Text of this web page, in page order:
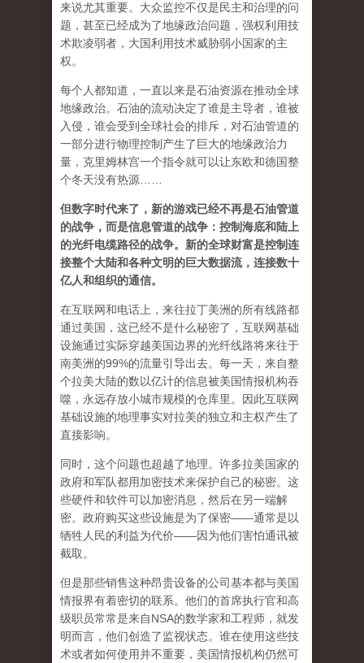
来说尤其重要。大众监控不仅是民主和治理的问
题，甚至已经成为了地缘政治问题，强权利用技
术欺凌弱者，大国利用技术威胁弱小国家的主
权。
每个人都知道，一直以来是石油资源在推动全球
地缘政治。石油的流动决定了谁是主导者，谁被
入侵，谁会受到全球社会的排斥，对石油管道的
一部分进行物理控制产生了巨大的地缘政治力
量，克里姆林宫一个指令就可以让东欧和德国整
个冬天没有热源……
但数字时代来了，新的游戏已经不再是石油管道
的战争，而是信息管道的战争：控制海底和陆上
的光纤电缆路径的战争。新的全球财富是控制连
接整个大陆和各种文明的巨大数据流，连接数十
亿人和组织的通信。
在互联网和电话上，来往拉丁美洲的所有线路都
通过美国，这已经不是什么秘密了，互联网基础
设施通过实际穿越美国边界的光纤线路将来往于
南美洲的99%的流量引导出去。每一天，来自整
个拉美大陆的数以亿计的信息被美国情报机构吞
噬，永远存放小城市规模的仓库里。因此互联网
基础设施的地理事实对拉美的独立和主权产生了
直接影响。
同时，这个问题也超越了地理。许多拉美国家的
政府和军​​队都用加密技术来保护自己的秘密。这
些硬件和软件可以加密消息，然后在另一端解
密。政府购买这些设施是为了保密——通常是以
牺牲人民的利益为代价——因为他们害怕通讯被
截取。
但是那些销售这种昂贵设备的公司基本都与美国
情报界有着密切的联系。他们的首席执行官和高
级职员常常是来自NSA的数学家和工程师，就发
明而言，他们创造了监视状态。谁在使用这些技
术或者如何使用并不重要，美国情报机构仍然可